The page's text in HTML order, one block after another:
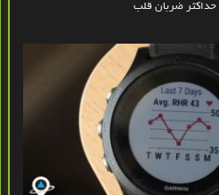
حداکثر ضربان قلب